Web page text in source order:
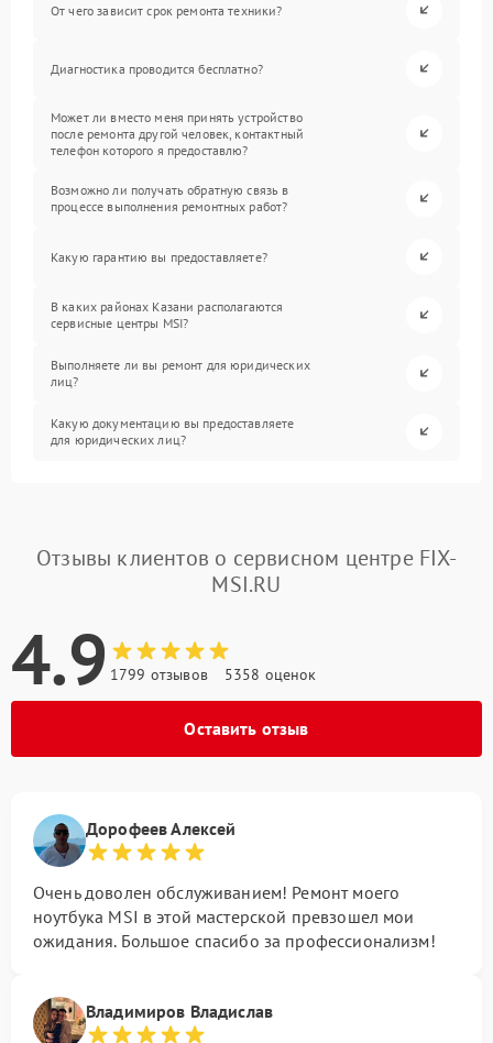
От чего зависит срок ремонта техники?
Диагностика проводится бесплатно?
Может ли вместо меня принять устройство
после ремонта другой человек, контактный
телефон которого я предоставлю?
Возможно ли получать обратную связь в
процессе выполнения ремонтных работ?
Какую гарантию вы предоставляете?
В каких районах Казани располагаются
сервисные центры MSI?
Выполняете ли вы ремонт для юридических
лиц?
Какую документацию вы предоставляете
для юридических лиц?
Отзывы клиентов о сервисном центре FIX-
MSI.RU
4.9 1799 отзывов 5358 оценок
Оставить отзыв
Дорофеев Алексей
Очень доволен обслуживанием! Ремонт моего
ноутбука MSI в этой мастерской превзошел мои
ожидания. Большое спасибо за профессионализм!
Владимиров Владислав